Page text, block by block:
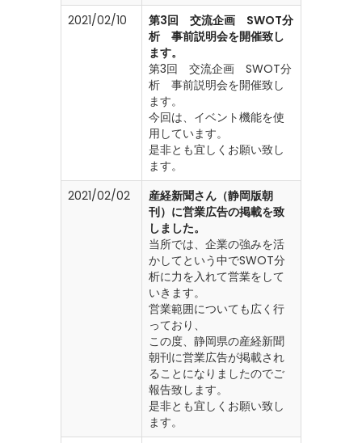
2021/02/10
第3回 交流企画 SWOT分
析 事前説明会を開催致し
ます。
第3回 交流企画 SWOT分
析 事前説明会を開催致し
ます。
今回は、イベント機能を使
用しています。
是非とも宜しくお願い致し
ます。
2021/02/02
産経新聞さん（静岡版朝
刊）に営業広告の掲載を致
しました。
当所では、企業の強みを活
かしてという中でSWOT分
析に力を入れて営業をして
いきます。
営業範囲についても広く行
っており、
この度、静岡県の産経新聞
朝刊に営業広告が掲載され
ることになりましたのでご
報告致します。
是非とも宜しくお願い致し
ます。